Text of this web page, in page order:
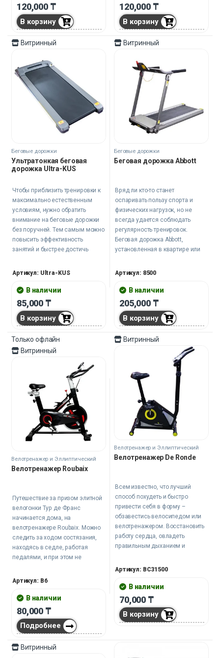
120,000 ₸
В корзину
хронических заболеваний, таких
как сахарный диабет,
повышенное давление.
120,000 ₸
В корзину
Витринный
Беговые дорожки
Ультратонкая беговая
дорожка Ultra-KUS
Чтобы приблизить тренировки к
максимально естественным
условиям, нужно обратить
внимание на беговые дорожки
без поручней. Тем самым можно
повысить эффективность
занятий и быстрее достичь
здоровья.
Артикул: Ultra-KUS
В наличии
85,000 ₸
В корзину
Витринный
Беговые дорожки
Беговая дорожка Abbott
Вряд ли кто-то станет
оспаривать пользу спорта и
физических нагрузок, но не
всегда удается соблюдать
регулярность тренировок.
Беговая дорожка Abbott,
установленная в квартире или
стимулом не прерывать занятия
спортивного зала. Вот она стоит
перед глазами и словно бы
приглашает: «Давай, пора
бежать! Не ленись!»
Артикул: 8500
В наличии
205,000 ₸
В корзину
Только офлайн
Витринный
Велотренажер и Эллиптический
тренажер
Велотренажер Roubaix
Путешествие за призом элитной
велогонки Тур де Франс
начинается дома, на
велотренажере Roubaix. Можно
следить за ходом состязания,
находясь в седле, работая
педалями, и при этом не
самого последнего участника
спортивным достижениям в
этой области, наш велотренажер
все равно принесет пользу, ведь
регулярные занятия на этом
Артикул: B6
В наличии
80,000 ₸
Подробнее
Витринный
Велотренажер и Эллиптический
тренажер
Велотренажер De Ronde
Всем известно, что лучший
способ похудеть и быстро
привести себя в форму –
обзавестись велосипедом или
велотренажером. Восстановить
работу сердца, овладеть
правильным дыханием и
этого можно достичь, крутя
Артикул: BC31500
В наличии
70,000 ₸
В корзину
Витринный